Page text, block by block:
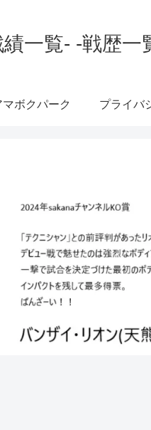
一覧- -戦歴一
マボクパーク プライバ